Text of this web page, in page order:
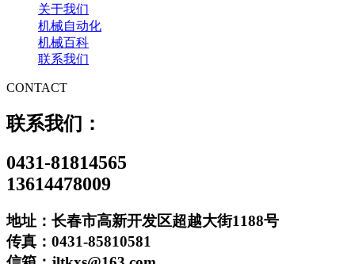
关于我们
机械自动化
机械百科
联系我们
CONTACT
联系我们：
0431-81814565
13614478009
地址：长春市高新开发区超越大街1188号
传真：0431-85810581